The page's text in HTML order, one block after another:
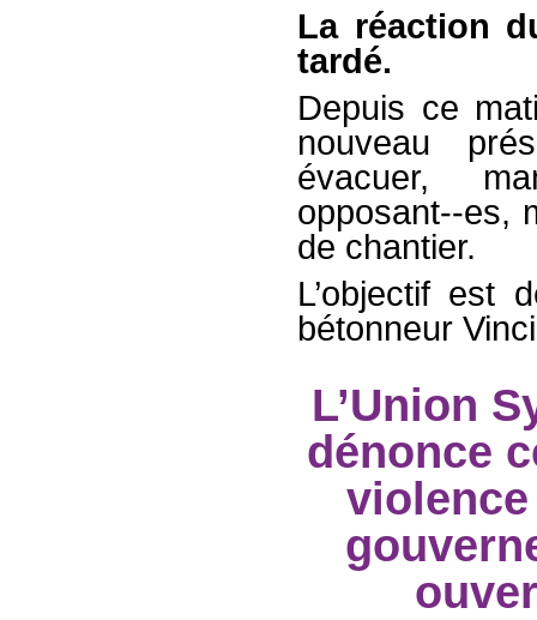
La réaction
tardé.
Depuis ce
nouveau
évacuer,
opposant-­‐es,
de chantier.
L’objectif est
bétonneur
L’Union
dénonce